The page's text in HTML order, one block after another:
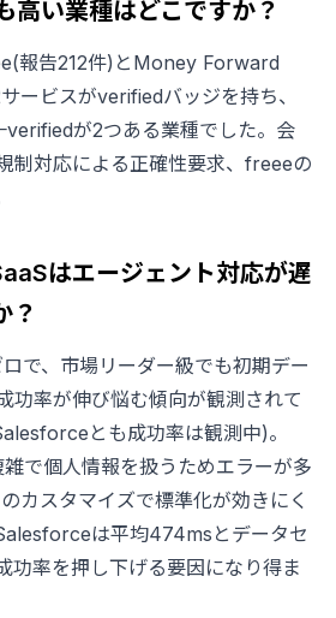
高い業種はどこですか？
報告212件)とMoney Forward
ービスがverifiedバッジを持ち、
が2つある業種でした。会
制対応による正確性要求、freeeの
はエージェント対応が遅
？
で、市場リーダー級でも初期デー
功率が伸び悩む傾向が観測されて
とも成功率は観測中)。
で個人情報を扱うためエラーが多
カスタマイズで標準化が効きにく
は平均474msとデータセ
功率を押し下げる要因になり得ま